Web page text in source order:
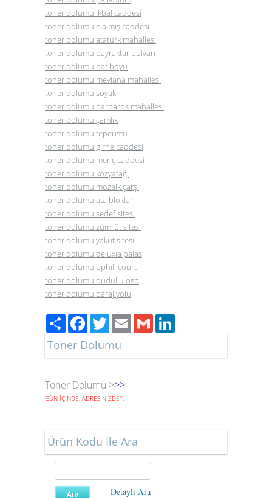
toner dolumu ikbal caddesi
toner dolumu elalmış caddesi
toner dolumu atatürk mahallesi
toner dolumu bayraktar bulvarı
toner dolumu hat boyu
toner dolumu mevlana mahallesi
toner dolumu soyak
toner dolumu barbaros mahallesi
toner dolumu çamlık
toner dolumu tepeüstü
toner dolumu girne caddesi
toner dolumu meriç caddesi
toner dolumu kozyatağı
toner dolumu mozaik çarşı
toner dolumu ata blokları
toner dolumu sedef sitesi
toner dolumu zümrüt sitesi
toner dolumu yakut sitesi
toner dolumu deluxıa palas
toner dolumu uphıll court
toner dolumu dudullu osb
toner dolumu baraj yolu
PaylaşFacebook
TwitterEmailGmail
Toner Dolumu
Toner Dolumu >>>
GÜN İÇİNDE, ADRESİNİZDE*.
Ürün Kodu İle Ara
Detaylı Ara